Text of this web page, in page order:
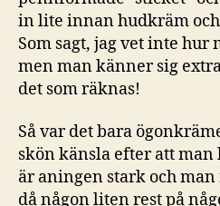
in lite innan hudkräm
Som sagt, jag vet inte hur
men man känner sig
det som räknas!
Så var det bara
skön känsla efter att man
är aningen stark och
då någon liten rest på